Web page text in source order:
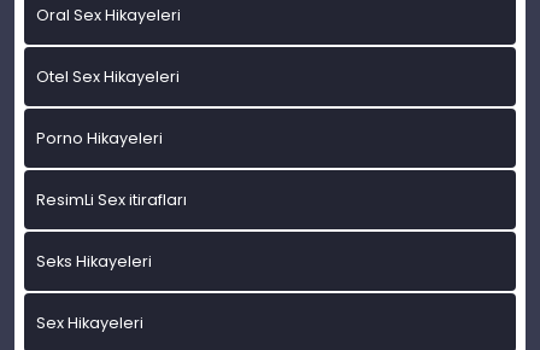
Oral Sex Hikayeleri
Otel Sex Hikayeleri
Porno Hikayeleri
ResimLi Sex itirafları
Seks Hikayeleri
Sex Hikayeleri